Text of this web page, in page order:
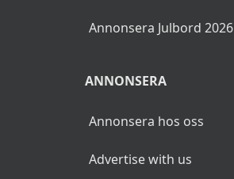
Annonsera Julbord 2026
ANNONSERA
Annonsera hos oss
Advertise with us